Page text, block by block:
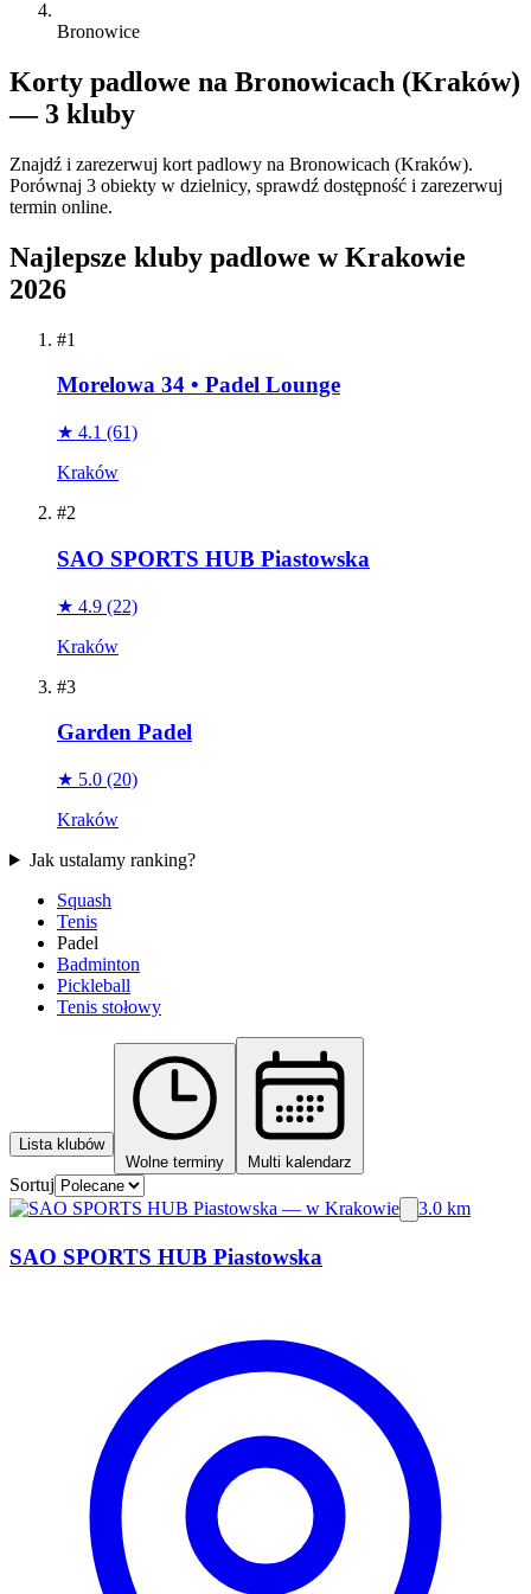
Bronowice
Korty padlowe na Bronowicach (Kraków)
— 3 kluby
Znajdź i zarezerwuj kort padlowy na Bronowicach (Kraków).
Porównaj 3 obiekty w dzielnicy, sprawdź dostępność i zarezerwuj
termin online.
Najlepsze kluby padlowe w Krakowie
2026
#1
Morelowa 34 • Padel Lounge
★ 4.1 (61)
Kraków
#2
SAO SPORTS HUB Piastowska
★ 4.9 (22)
Kraków
#3
Garden Padel
★ 5.0 (20)
Kraków
Jak ustalamy ranking?
Squash
Tenis
Padel
Badminton
Pickleball
Tenis stołowy
Lista klubów
Wolne terminy
Multi kalendarz
Sortuj
3.0 km
SAO SPORTS HUB Piastowska